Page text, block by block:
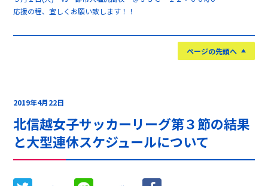
応援の程、宜しくお願い致します！！
ページの先頭へ
2019年4月22日
北信越女子サッカーリーグ第３節の結果
と大型連休スケジュールについて